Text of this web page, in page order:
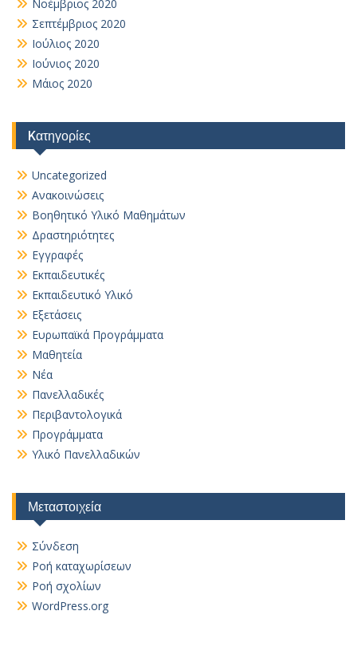
Νοέμβριος 2020
Σεπτέμβριος 2020
Ιούλιος 2020
Ιούνιος 2020
Μάιος 2020
Kατηγορίες
Uncategorized
Ανακοινώσεις
Βοηθητικό Yλικό Mαθημάτων
Δραστηριότητες
Εγγραφές
Εκπαιδευτικές
Εκπαιδευτικό Υλικό
Εξετάσεις
Ευρωπαϊκά Προγράμματα
Μαθητεία
Νέα
Πανελλαδικές
Περιβαντολογικά
Προγράμματα
Υλικό Πανελλαδικών
Μεταστοιχεία
Σύνδεση
Ροή καταχωρίσεων
Ροή σχολίων
WordPress.org